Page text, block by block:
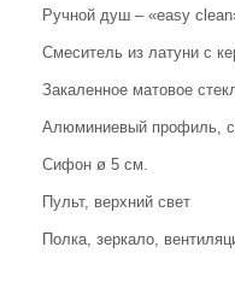
Ручной душ – «easy
Смеситель из латуни с
Закаленное матовое
Алюминиевый профиль,
Сифон ø 5 см.
Пульт, верхний свет
Полка, зеркало,